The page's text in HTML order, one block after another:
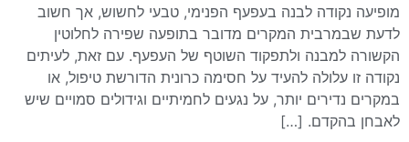
מופיעה נקודה לבנה בעפעף הפנימי, טבעי לחשוש, אך חשוב
לדעת שבמרבית המקרים מדובר בתופעה שפירה לחלוטין
הקשורה למבנה ולתפקוד השוטף של העפעף. עם זאת, לעיתים
נקודה זו עלולה להעיד על חסימה כרונית הדורשת טיפול, או
במקרים נדירים יותר, על נגעים לחמיתיים וגידולים סמויים שיש
לאבחן בהקדם. […]